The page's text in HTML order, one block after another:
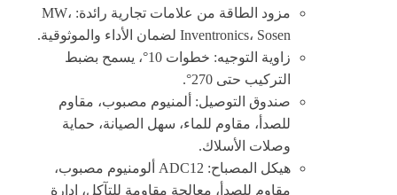
مزود الطاقة من علامات تجارية رائدة: MW،
Inventronics، Sosen لضمان الأداء والموثوقية.
زاوية التوجيه: خطوات 10°، يسمح بضبط
التركيب حتى 270°.
صندوق التوصيل: ألمنيوم مصبوب، مقاوم
للصدأ، مقاوم للماء، سهل الصيانة، حماية
وصلات الأسلاك.
هيكل المصباح: ADC12 ألومنيوم مصبوب،
مقاوم للصدأ، معالجة مقاومة للتآكل، إدارة